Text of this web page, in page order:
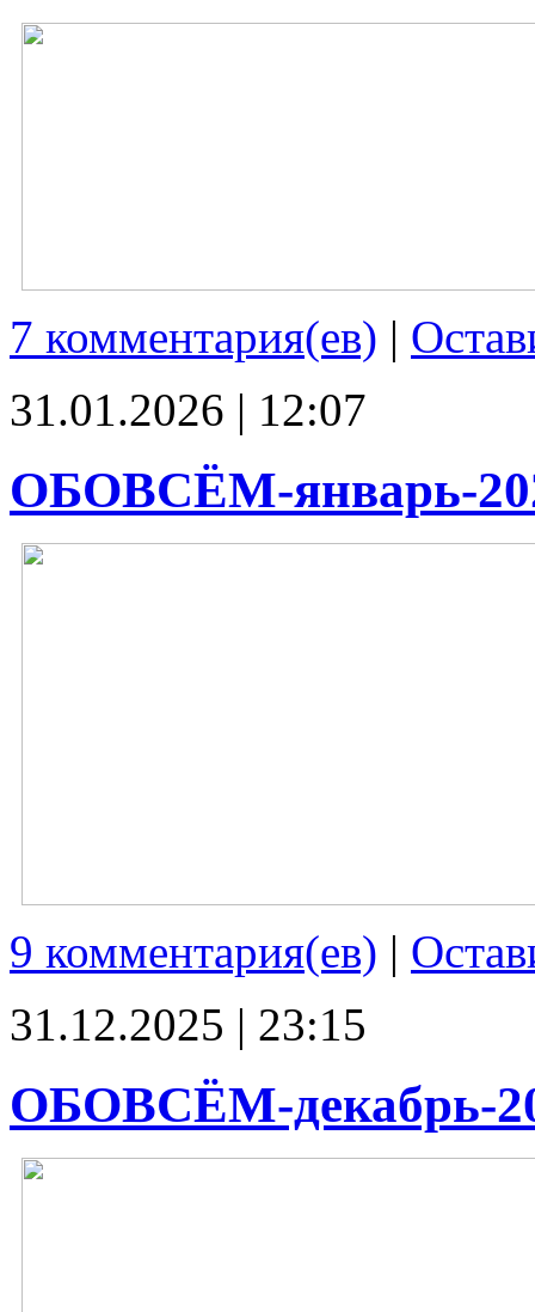
7 комментария(ев) |
31.01.2026 | 12:07
ОБОВСЁМ-январь-
9 комментария(ев) |
31.12.2025 | 23:15
ОБОВСЁМ-декабрь-